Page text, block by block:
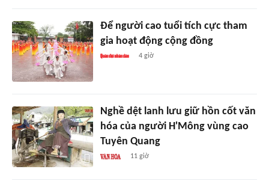
Để người cao tuổi tích cực tham
gia hoạt động cộng đồng
4 giờ
Nghề dệt lanh lưu giữ hồn cốt văn
hóa của người H'Mông vùng cao
Tuyên Quang
11 giờ